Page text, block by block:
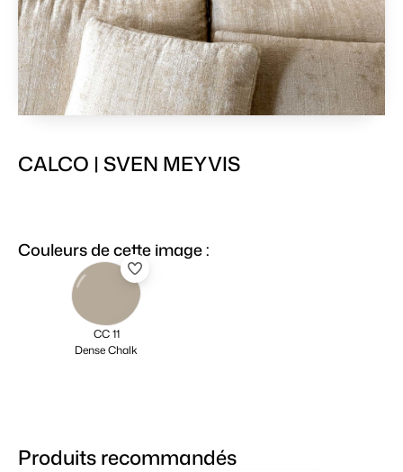
CALCO | SVEN MEYVIS
Couleurs de cette image :
CC 11
Dense Chalk
Produits recommandés